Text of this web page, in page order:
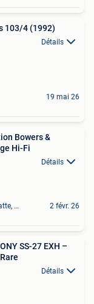
103/4 (1992)
Détails
19 mai 26
Bowers &
Hi-Fi
Détails
Oupeye+Partie De Cheratte, Herstal Et Wandre 2 févr. 26
SS-27 EXH –
Détails